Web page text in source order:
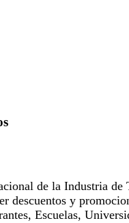
de la Industria de
y
Escuelas,